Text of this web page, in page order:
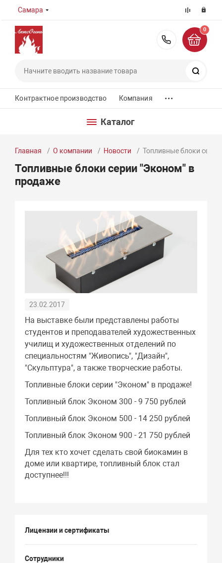
Самара
8 (800)
0
Контрактное производство Компания ...
Каталог
Главная О компании Новости Топливные блоки
Топливные блоки серии "Эконом" в
продаже
23.02.2017
На выставке были представлены работы
студентов и преподавателей художественных
училищ и художественных отделений по
специальностям "Живопись", "Дизайн",
"Скульптура", а также творческие работы.
Топливные блоки серии "Эконом" в продаже!
Топливный блок Эконом 300 - 9 750 рублей
Топливный блок Эконом 500 - 14 250 рублей
Топливный блок Эконом 900 - 21 750 рублей
Для тех кто хочет сделать свой биокамин в
доме или квартире, топливный блок стал
доступнее!!!
Лицензии и сертификаты
Сотрудники